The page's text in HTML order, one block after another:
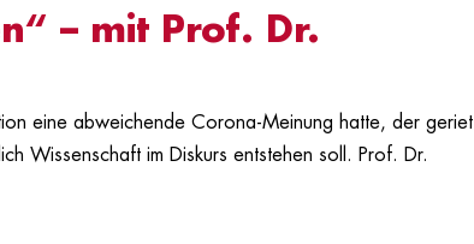
– mit Prof. Dr.
eine abweichende Corona-Meinung hatte, der geriet
Wissenschaft im Diskurs entstehen soll. Prof. Dr.